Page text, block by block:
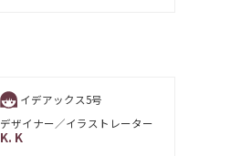
イデアックス5号
デザイナー／イラストレーター
K. K